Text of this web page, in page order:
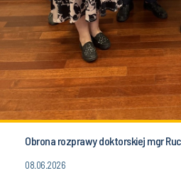
Obrona rozprawy doktorskiej mgr
08.06.2026